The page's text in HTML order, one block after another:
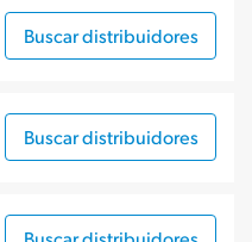
Buscar distribuidores
Buscar distribuidores